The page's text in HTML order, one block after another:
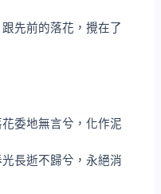
先前的落花，攪在了
委地無言兮，化作泥
長逝不歸兮，永絕消